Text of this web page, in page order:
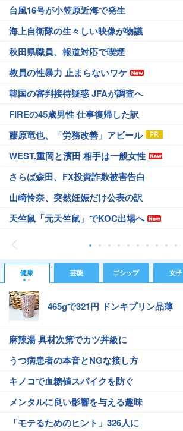
台風16号が小笠原近海で発生
海上自衛隊の生々しい映像が物議
秋田県職員、報道対応で喫煙
教員の性暴力 止まらないワケ
韓国の審判接待疑惑 JFAが調査へ
FIREの45歳男性 仕事復帰した訳
藤原竜也、「労務改善」アピール
WEST.重岡と濱田 相手は一般女性
さらば森田、FX投資詐欺被害告白
山崎怜奈、突然妊娠だけ公表の訳
天竺鼠「元天竺鼠」でKOC出場へ
健康 芸能 ゴシップ 女子
465gで321円 ドンキプリン品薄
麻辣湯 具材次第でカツ丼級に
うつ病患者の本音とNGな接し方
キノコで血糖値スパイクを防ぐ
メンタルに良い影響を与える趣味
「モテるためのヒント」326人に